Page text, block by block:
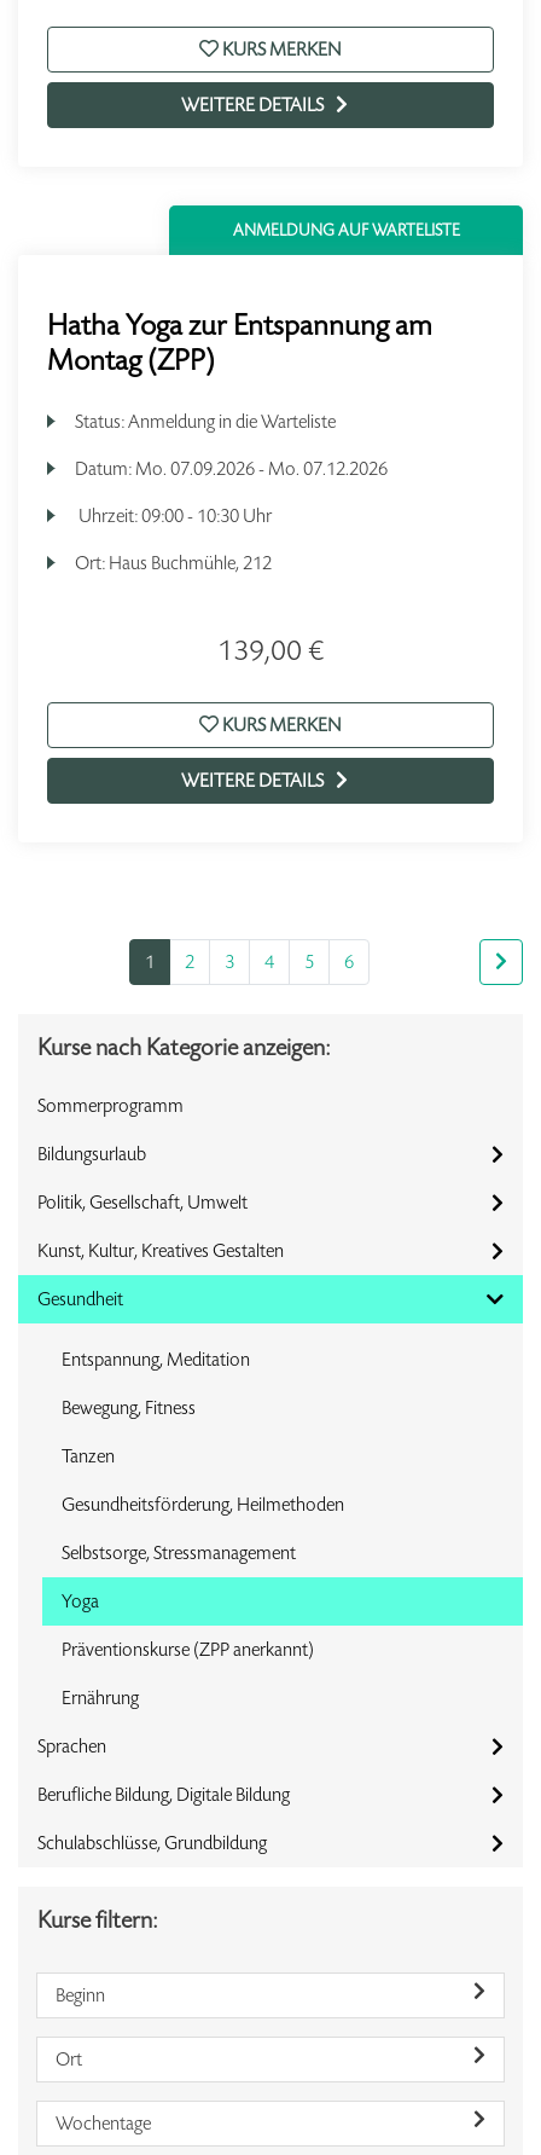
KURS MERKEN
WEITERE DETAILS
ANMELDUNG AUF WARTELISTE
Hatha Yoga zur Entspannung am
Montag (ZPP)
Status:Anmeldung in die Warteliste
Datum: Mo. 07.09.2026 - Mo. 07.12.2026
Uhrzeit:09:00 - 10:30 Uhr
Ort: Haus Buchmühle, 212
139,00 €
KURS MERKEN
WEITERE DETAILS
1 2 3 4 5 6
Kurse nach Kategorie anzeigen:
Sommerprogramm
Bildungsurlaub
Politik, Gesellschaft, Umwelt
Kunst, Kultur, Kreatives Gestalten
Gesundheit
Entspannung, Meditation
Bewegung, Fitness
Tanzen
Gesundheitsförderung, Heilmethoden
Selbstsorge, Stressmanagement
Yoga
Präventionskurse (ZPP anerkannt)
Ernährung
Sprachen
Berufliche Bildung, Digitale Bildung
Schulabschlüsse, Grundbildung
Kurse filtern:
Beginn
Ort
Wochentage